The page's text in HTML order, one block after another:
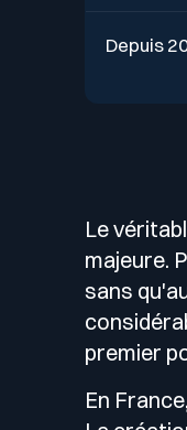
Depuis
Le
majeure.
sans
premier
En